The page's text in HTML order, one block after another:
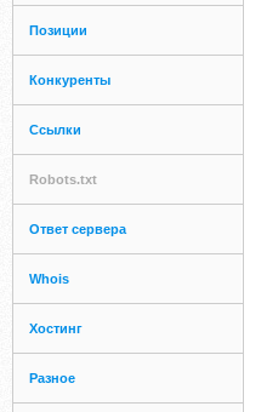
Позиции
Конкуренты
Ссылки
Robots.txt
Ответ сервера
Whois
Хостинг
Разное